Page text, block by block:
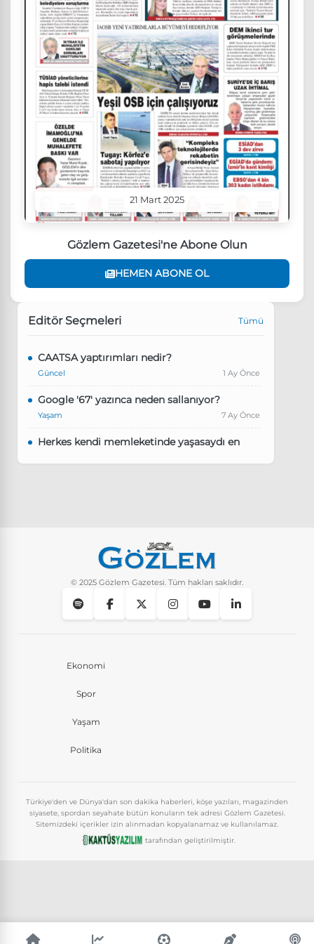
21 Mart 2025
Gözlem Gazetesi'ne Abone Olun
HEMEN ABONE OL
Editör Seçmeleri Tümü
CAATSA yaptırımları nedir?
Güncel 1 Ay Önce
Google '67' yazınca neden sallanıyor?
Yaşam 7 Ay Önce
Herkes kendi memleketinde yaşasaydı en
Instagram’da keşfet nasıl temizlenir?
© 2025 Gözlem Gazetesi. Tüm hakları saklıdır.
Ekonomi
Spor
Yaşam
Politika
Türkiye'den ve Dünya'dan son dakika haberleri, köşe yazıları, magazinden
siyasete, spordan seyahate bütün konuların tek adresi Gözlem Gazetesi.
Sitemizdeki içerikler izin alınmadan kopyalanamaz ve kullanılamaz.
tarafından geliştirilmiştir.